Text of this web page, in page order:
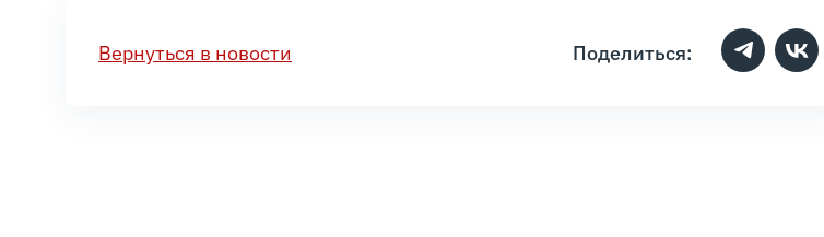
Вернуться в новости Поделиться: